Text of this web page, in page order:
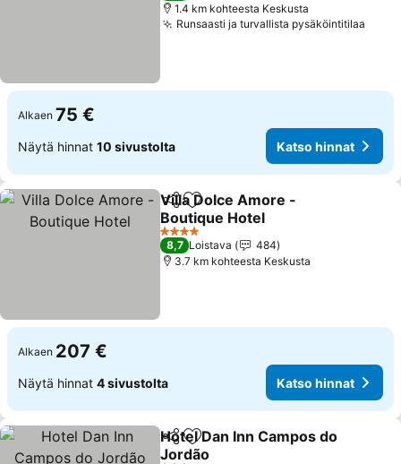
1.4 km kohteesta Keskusta
Runsaasti ja turvallista pysäköintitilaa
Alkaen 75 €
Näytä hinnat 10 sivustolta Katso hinnat
Jaa Lisää suosikkeihin
Villa Dolce Amore -
Boutique Hotel
4 Tähtiluokitus
8,7 Loistava
484
3.7 km kohteesta Keskusta
Alkaen 207 €
Näytä hinnat 4 sivustolta Katso hinnat
Jaa Lisää suosikkeihin
Hotel Dan Inn Campos do
Jordão